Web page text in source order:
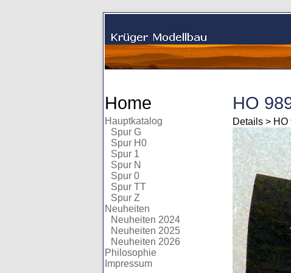
Home
Hauptkatalog
Spur G
Spur H0
Spur 1
Spur N
Spur 0
Spur TT
Spur Z
Neuheiten
Neuheiten 2024
Neuheiten 2025
Neuheiten 2026
Philosophie
Impressum
HO
Details > HO